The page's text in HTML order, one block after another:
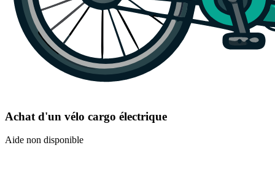
Achat d'un vélo cargo électrique
Aide non disponible